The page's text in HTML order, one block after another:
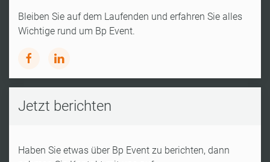
Bleiben Sie auf dem Laufenden und erfahren Sie alles
Wichtige rund um Bp Event.
Jetzt berichten
Haben Sie etwas über Bp Event zu berichten, dann